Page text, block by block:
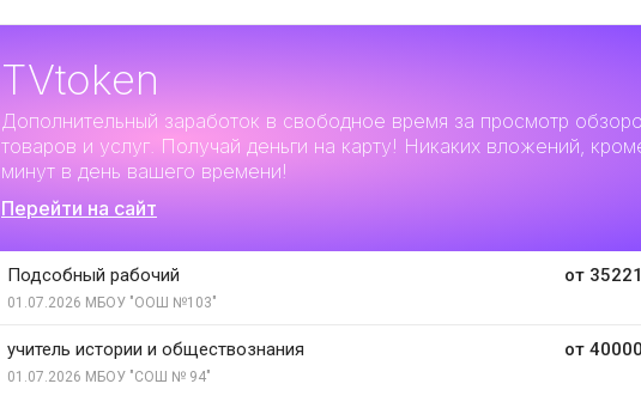
TVtoken
Дополнительный заработок в свободное время за просмотр
товаров и услуг. Получай деньги на карту! Никаких вложений,
минут в день вашего времени!
Перейти на сайт
от
Подсобный рабочий
01.07.2026 МБОУ "ООШ №103"
от
учитель истории и обществознания
01.07.2026 МБОУ "СОШ № 94"